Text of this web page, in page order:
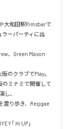
大和田駅Rimsbarで
ーパーティに出
、Green Mason
のクラブでPlay。
のミナミで開催して
し、
渡り歩き、Reggae
「 Hi UP」